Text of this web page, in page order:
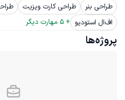
طراحی بنر
طراحی کارت ویزیت
اف‌ال استودیو
+
5 مهارت دیگر
پروژه‌ها